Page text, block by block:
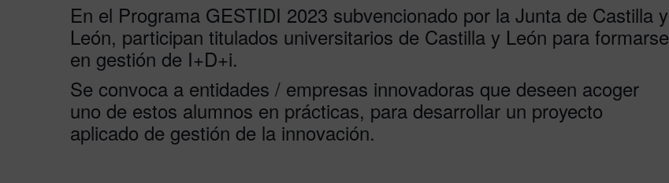
En el Programa GESTIDI 2023 subvencionado por la Junta de Castilla y
León, participan titulados universitarios de Castilla y León para formarse
en gestión de I+D+i.
Se convoca a entidades / empresas innovadoras que deseen acoger
uno de estos alumnos en prácticas, para desarrollar un proyecto
aplicado de gestión de la innovación.